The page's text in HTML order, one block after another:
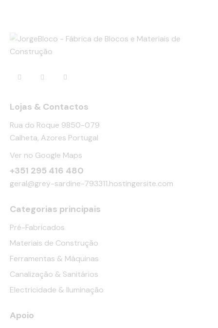
Lojas & Contactos
Rua do Roque 9850-079
Calheta, Azores Portugal
Ver no Google Maps
+351 295 416 480
geral@grey-sardine-793311.hostingersite.com
Categorias principais
Pré-Fabricados
Materiais de Construção
Ferramentas & Máquinas
Canalização & Sanitários
Electricidade & Iluminação
Apoio